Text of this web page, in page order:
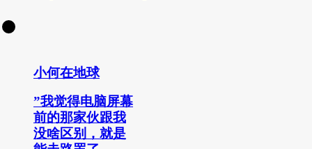
小何在地球
”我觉得电脑屏幕
前的那家伙跟我
没啥区别，就是